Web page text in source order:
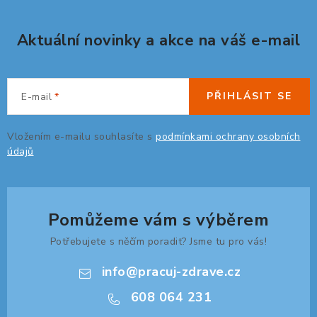
i
u
Aktuální novinky a akce na váš e-mail
E-mail
Vložením e-mailu souhlasíte s podmínkami ochrany osobních
údajů
PŘIHLÁSIT SE
Pomůžeme vám s výběrem
Potřebujete s něčím poradit? Jsme tu pro vás!
info@pracuj-zdrave.cz
608 064 231